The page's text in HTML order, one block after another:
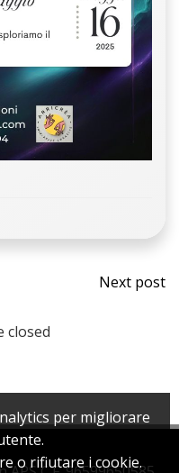
Next post
closed
per migliorare
o rifiutare i cookie.